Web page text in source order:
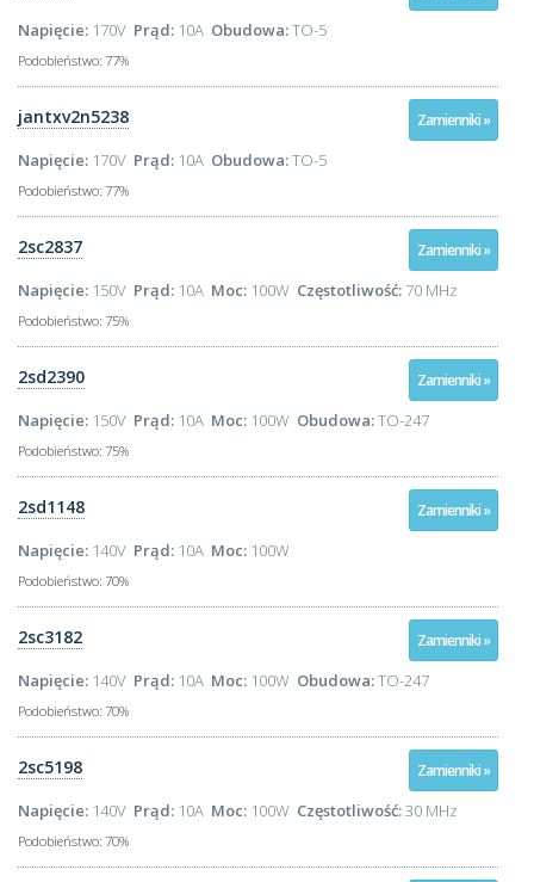
Napięcie: 170V Prąd: 10A Obudowa:TO-5
Podobieństwo: 77%
Zamienniki »
jantxv2n5238
Napięcie: 170V Prąd: 10A Obudowa:TO-5
Podobieństwo: 77%
Zamienniki »
2sc2837
Napięcie: 150V Prąd: 10A Moc: 100W Częstotliwość: 70 MHz
Podobieństwo: 75%
Zamienniki »
2sd2390
Napięcie: 150V Prąd: 10A Moc: 100W Obudowa:TO-247
Podobieństwo: 75%
Zamienniki »
2sd1148
Napięcie: 140V Prąd: 10A Moc: 100W
Podobieństwo: 70%
Zamienniki »
2sc3182
Napięcie: 140V Prąd: 10A Moc: 100W Obudowa:TO-247
Podobieństwo: 70%
Zamienniki »
2sc5198
Napięcie: 140V Prąd: 10A Moc: 100W Częstotliwość:30 MHz
Podobieństwo: 70%